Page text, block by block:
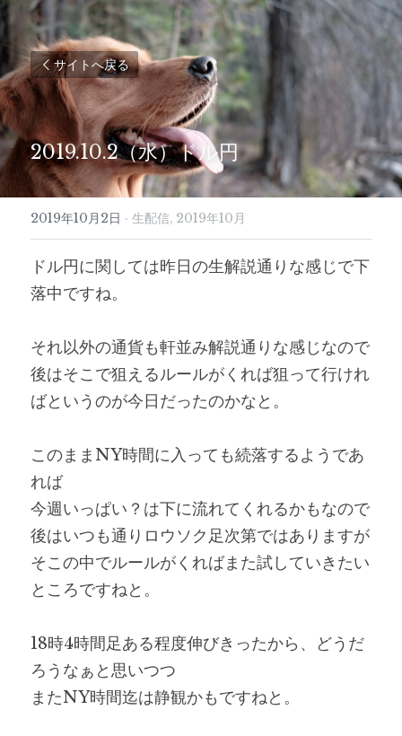
サイトへ戻る
2019.10.2（水）ドル円
2019年10月2日 · 生配信, 2019年10月
ドル円に関しては昨日の生解説通りな感じで下
落中ですね。
それ以外の通貨も軒並み解説通りな感じなので
後はそこで狙えるルールがくれば狙って行けれ
ばというのが今日だったのかなと。
このままNY時間に入っても続落するようであ
れば
今週いっぱい？は下に流れてくれるかもなので
後はいつも通りロウソク足次第ではありますが
そこの中でルールがくればまた試していきたい
ところですねと。
18時4時間足ある程度伸びきったから、どうだ
ろうなぁと思いつつ
またNY時間迄は静観かもですねと。